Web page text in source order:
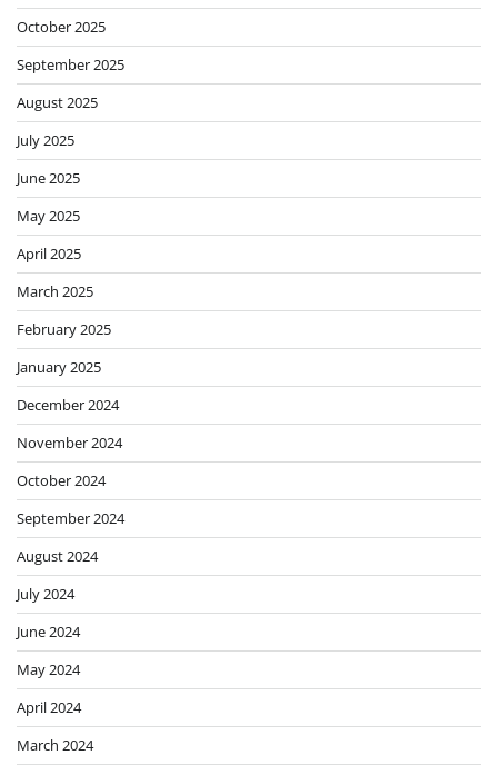
October 2025
September 2025
August 2025
July 2025
June 2025
May 2025
April 2025
March 2025
February 2025
January 2025
December 2024
November 2024
October 2024
September 2024
August 2024
July 2024
June 2024
May 2024
April 2024
March 2024